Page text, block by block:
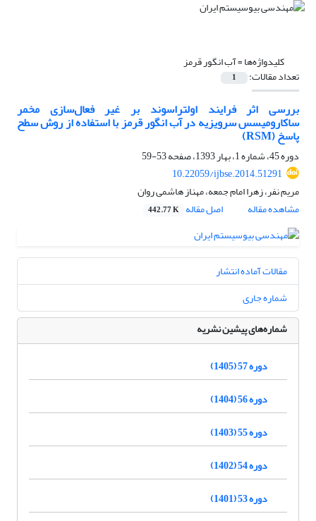
کلیدواژه‌ها =آب انگور قرمز
تعداد مقالات: 1
بررسی اثر فرایند اولتراسو‌ند بر غیر فعال‌سازی مخمر
ساکارومیسس سرویزیه در آب انگور قرمز با استفاده از روش سطح
پاسخ (RSM)
دوره 45، شماره 1، بهار 1393، صفحه
53-59
10.22059/ijbse.2014.51291
مریم نفر، زهرا امام جمعه، مهناز هاشمی روان
مشاهده مقاله
اصل مقاله 442.77 K
مقالات آماده انتشار
شماره جاری
شماره‌های پیشین نشریه
دوره 57 (1405)
دوره 56 (1404)
دوره 55 (1403)
دوره 54 (1402)
دوره 53 (1401)